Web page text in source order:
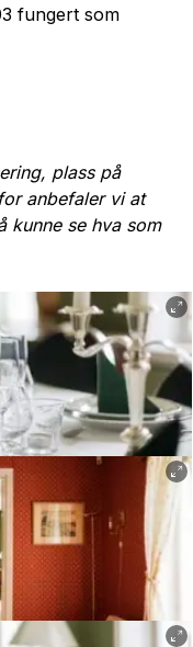
fungert som
plass på
anbefaler vi at
kunne se hva som